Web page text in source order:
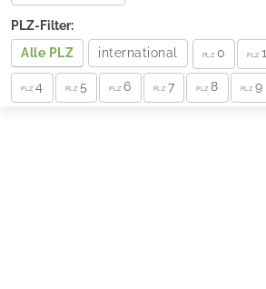
PLZ-Filter:
Alle PLZ
international PLZ 0 PLZ 1
PLZ 4 PLZ 5 PLZ 6 PLZ 7 PLZ 8 PLZ 9